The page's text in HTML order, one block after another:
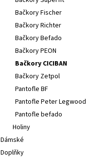
Bačkory Fischer
Bačkory Richter
Bačkory Befado
Bačkory PEON
Bačkory CICIBAN
Bačkory Zetpol
Pantofle BF
Pantofle Peter Legwood
Pantofle befado
Holiny
Dámské
Doplňky